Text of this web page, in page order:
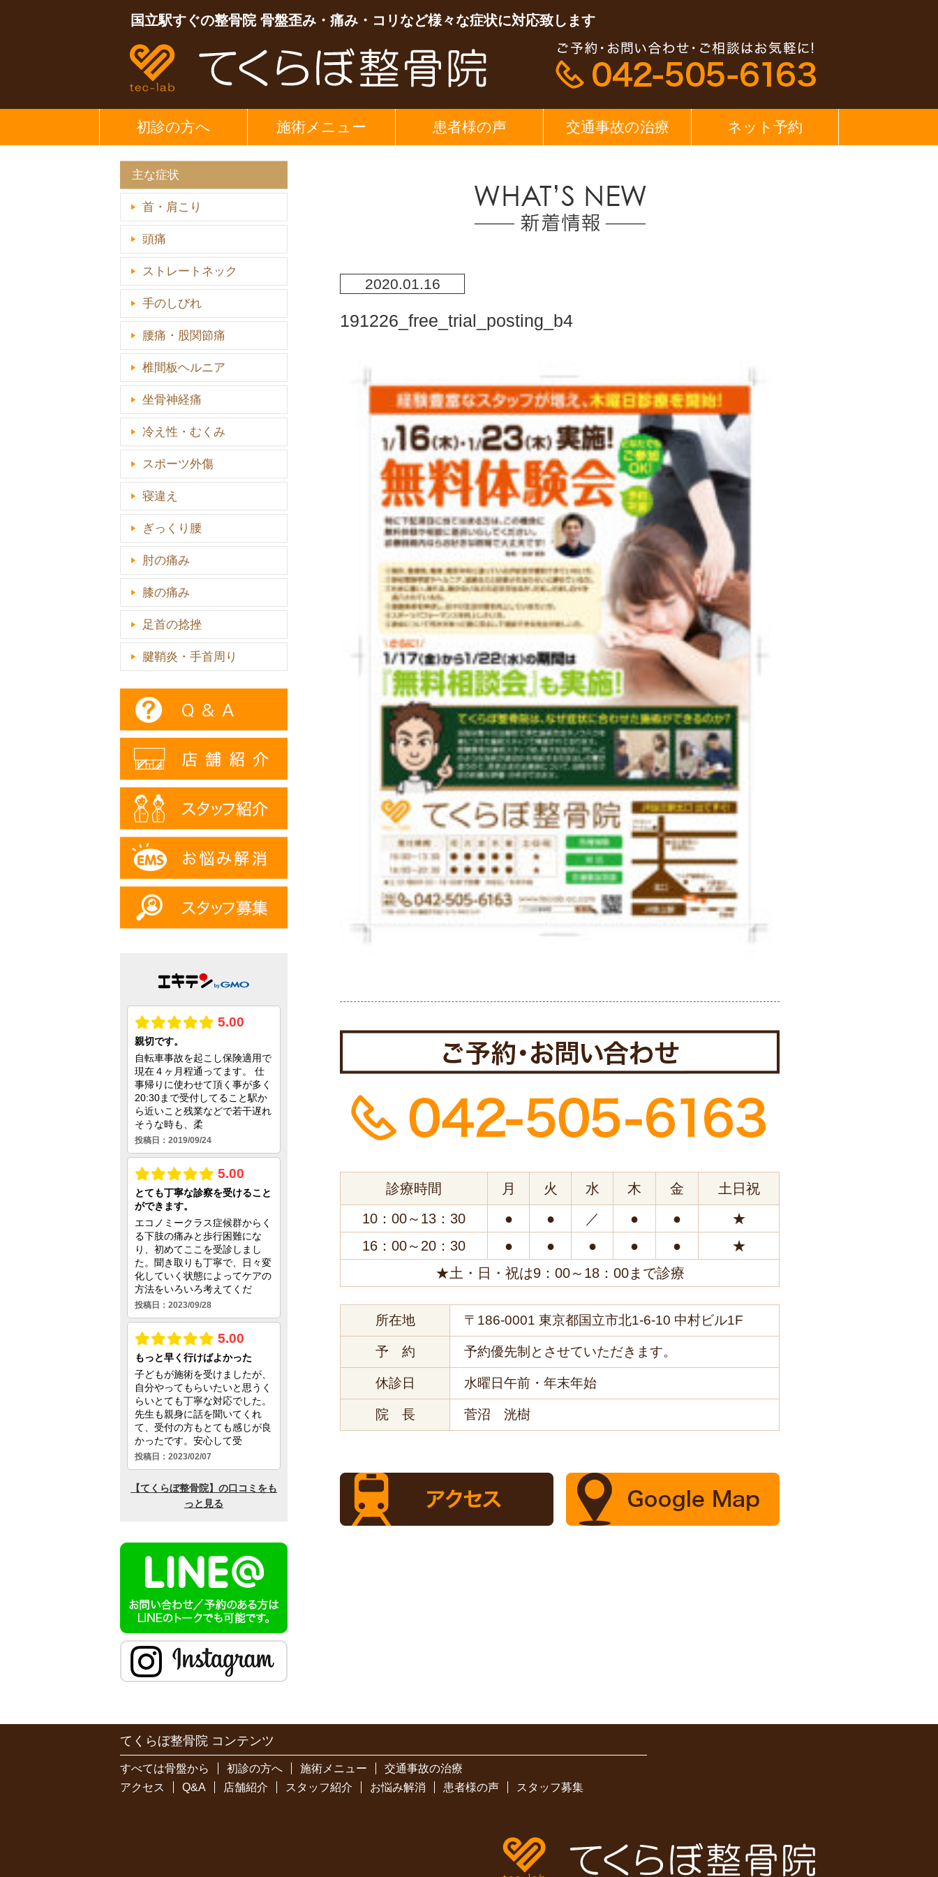
国立駅すぐの整骨院 骨盤歪み・痛み・コリなど様々な症状に対応致します
初診の方へ 施術メニュー 患者様の声 交通事故の治療 ネット予約
2020.01.16
191226_free_trial_posting_b4
診療時間 月 火 水 木 金
土日祝
10：00～13：30
● ● ／ ● ●
★
16：00～20：30
● ● ● ● ●
★
★土・日・祝は9：00～18：00まで診療
所在地 〒186-0001 東京都国立市北1-6-10 中村ビル1F
予 約 予約優先制とさせていただきます。
休診日 水曜日午前・年末年始
院 長 菅沼 洸樹
主な症状
首・肩こり
頭痛
ストレートネック
手のしびれ
腰痛・股関節痛
椎間板ヘルニア
坐骨神経痛
冷え性・むくみ
スポーツ外傷
寝違え
ぎっくり腰
肘の痛み
膝の痛み
足首の捻挫
腱鞘炎・手首周り
てくらぼ整骨院 コンテンツ
すべては骨盤から 初診の方へ 施術メニュー
交通事故の治療
アクセス
Q&A 店舗紹介 スタッフ紹介 お悩み解消 患者様の声 スタッフ募集